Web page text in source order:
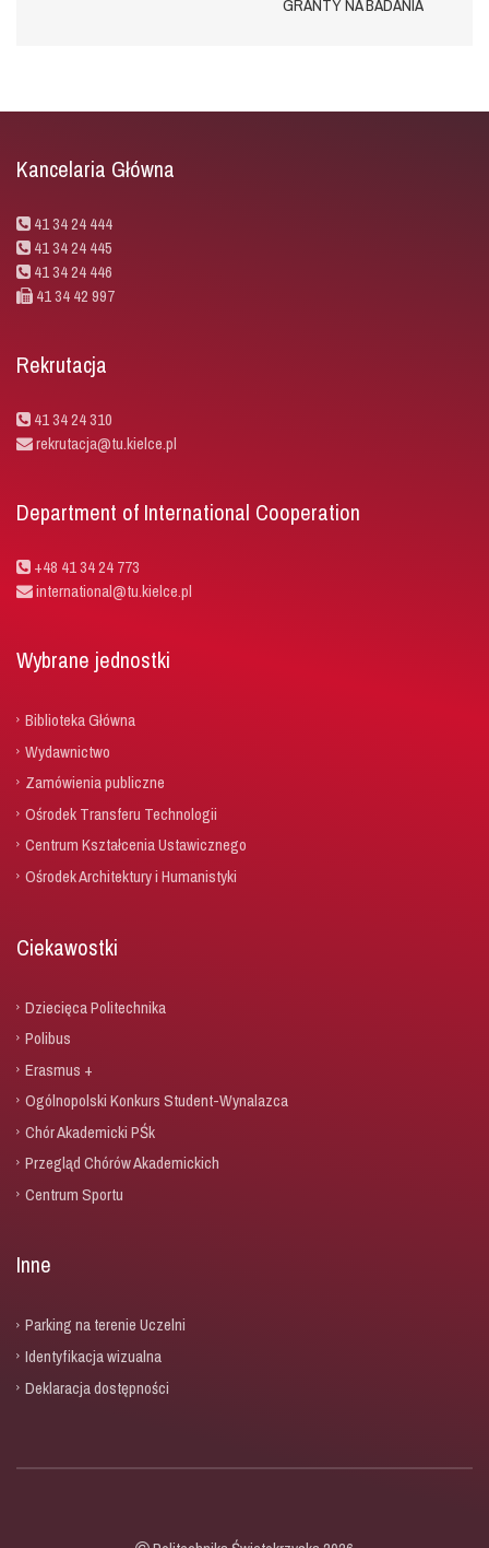
GRANTY NA BADANIA
Kancelaria Główna
41 34 24 444
41 34 24 445
41 34 24 446
41 34 42 997
Rekrutacja
41 34 24 310
rekrutacja@tu.kielce.pl
Department of International Cooperation
+48 41 34 24 773
international@tu.kielce.pl
Wybrane jednostki
Biblioteka Główna
Wydawnictwo
Zamówienia publiczne
Ośrodek Transferu Technologii
Centrum Kształcenia Ustawicznego
Ośrodek Architektury i Humanistyki
Ciekawostki
Dziecięca Politechnika
Polibus
Erasmus +
Ogólnopolski Konkurs Student-Wynalazca
Chór Akademicki PŚk
Przegląd Chórów Akademickich
Centrum Sportu
Inne
Parking na terenie Uczelni
Identyfikacja wizualna
Deklaracja dostępności